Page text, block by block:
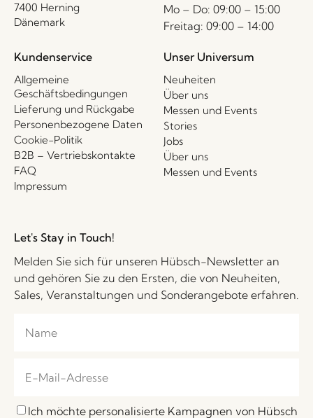
7400 Herning
Dänemark
Mo – Do: 09:00 – 15:00
Freitag: 09:00 – 14:00
Kundenservice
Allgemeine
Geschäftsbedingungen
Lieferung und Rückgabe
Personenbezogene Daten
Cookie-Politik
B2B – Vertriebskontakte
FAQ
Impressum
Unser Universum
Neuheiten
Über uns
Messen und Events
Stories
Jobs
Über uns
Messen und Events
Let's Stay in Touch!
Melden Sie sich für unseren Hübsch-Newsletter an
und gehören Sie zu den Ersten, die von Neuheiten,
Sales, Veranstaltungen und Sonderangebote erfahren.
Ich möchte personalisierte Kampagnen von Hübsch